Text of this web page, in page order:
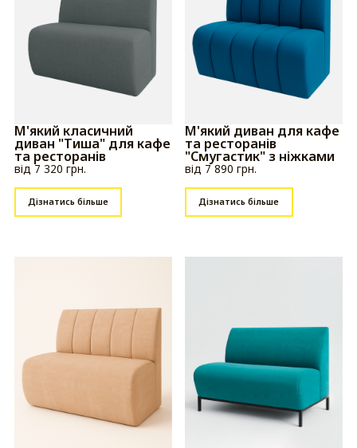
М'який класичний
диван "Тиша" для кафе
та ресторанів
від 7 320 грн.
Дізнатись більше
М'який диван для кафе
та ресторанів
"Смугастик" з ніжками
від 7 890 грн.
Дізнатись більше